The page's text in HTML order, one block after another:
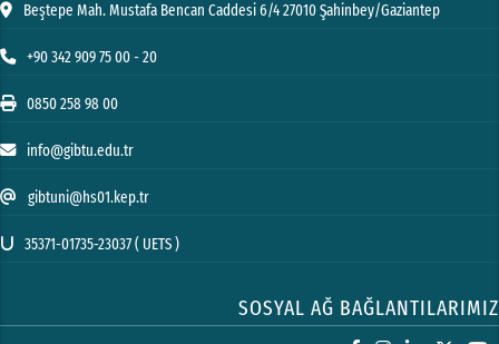
Beştepe Mah. Mustafa Bencan Caddesi 6/4 27010 Şahinbey/Gaziantep
+90 342 909 75 00 - 20
0850 258 98 00
info@gibtu.edu.tr
gibtuni@hs01.kep.tr
35371-01735-23037 ( UETS )
SOSYAL AĞ BAĞLANTILARIMIZ